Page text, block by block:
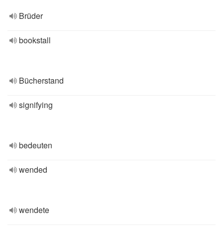
Brüder
bookstall
Bücherstand
signifying
bedeuten
wended
wendete